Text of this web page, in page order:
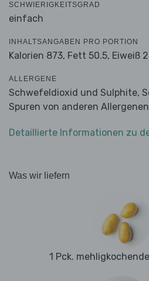
SCHWIERIGKEITSGRAD
einfach
INHALTSANGABEN PRO PORTION
Kalorien 873, Fett 50.5, Eiweiß
ALLERGENE
Schwefeldioxid und Sulphite,
Spuren von anderen
Detaillierte Informationen zu
Was wir liefern
1 Pck.